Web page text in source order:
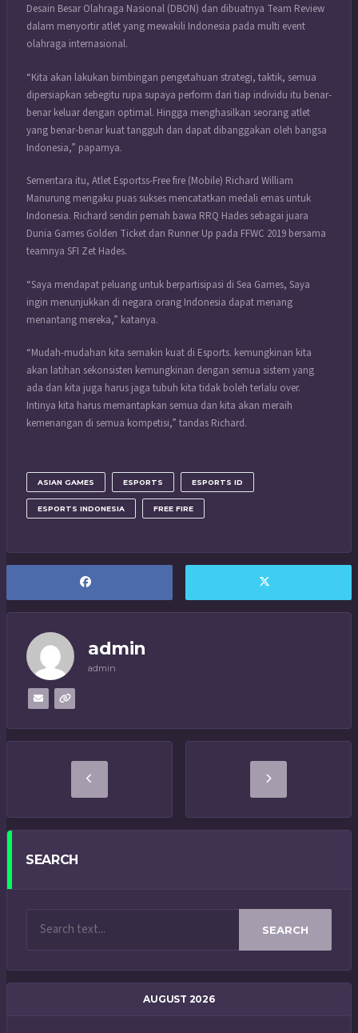
Desain Besar Olahraga Nasional (DBON) dan dibuatnya Team Review
dalam menyortir atlet yang mewakili Indonesia pada multi event
olahraga internasional.
“Kita akan lakukan bimbingan pengetahuan strategi, taktik, semua
dipersiapkan sebegitu rupa supaya perform dari tiap individu itu benar-
benar keluar dengan optimal. Hingga menghasilkan seorang atlet
yang benar-benar kuat tangguh dan dapat dibanggakan oleh bangsa
Indonesia,” paparnya.
Sementara itu, Atlet Esportss-Free fire (Mobile) Richard William
Manurung mengaku puas sukses mencatatkan medali emas untuk
Indonesia. Richard sendiri pernah bawa RRQ Hades sebagai juara
Dunia Games Golden Ticket dan Runner Up pada FFWC 2019 bersama
teamnya SFI Zet Hades.
“Saya mendapat peluang untuk berpartisipasi di Sea Games, Saya
ingin menunjukkan di negara orang Indonesia dapat menang
menantang mereka,” katanya.
“Mudah-mudahan kita semakin kuat di Esports. kemungkinan kita
akan latihan sekonsisten kemungkinan dengan semua sistem yang
ada dan kita juga harus jaga tubuh kita tidak boleh terlalu over.
Intinya kita harus memantapkan semua dan kita akan meraih
kemenangan di semua kompetisi,” tandas Richard.
ASIAN GAMES ESPORTS ESPORTS ID
ESPORTS INDONESIA FREE FIRE
admin
admin
SEARCH
SEARCH
AUGUST 2026